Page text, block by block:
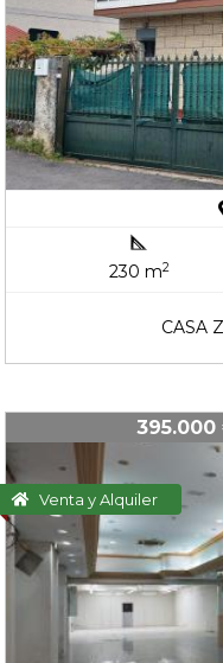
230 m2
CASA
Venta y Alquiler